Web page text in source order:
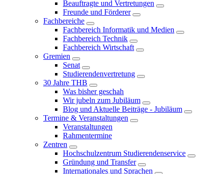
Beauftragte und Vertretungen
Freunde und Förderer
Fachbereiche
Fachbereich Informatik und Medien
Fachbereich Technik
Fachbereich Wirtschaft
Gremien
Senat
Studierendenvertretung
30 Jahre THB
Was bisher geschah
Wir jubeln zum Jubiläum
Blog und Aktuelle Beiträge - Jubiläum
Termine & Veranstaltungen
Veranstaltungen
Rahmentermine
Zentren
Hochschulzentrum Studierendenservice
Gründung und Transfer
Internationales und Sprachen